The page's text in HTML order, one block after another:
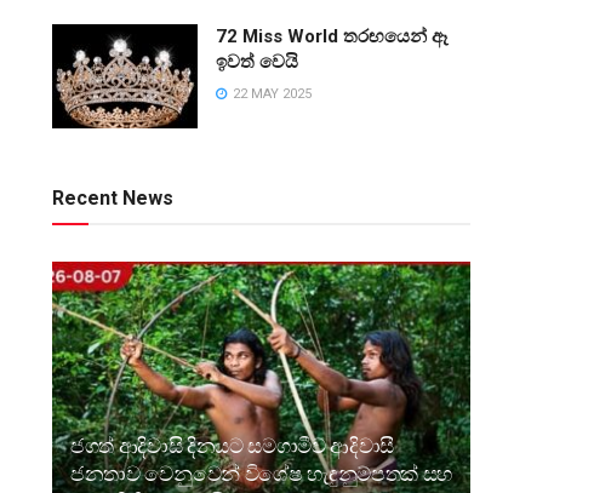
72 Miss World තරඟයෙන් ඈ
ඉවත් වෙයි
22 MAY 2025
Recent News
ජගත් ආදිවාසි දිනයට සමගාමීව ආදිවාසී
ජනතාව වෙනුවෙන් විශේෂ හැඳුනුම්පතක් සහ